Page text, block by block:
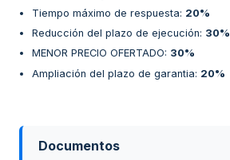
Tiempo máximo de respuesta: 20%
Reducción del plazo de ejecución: 30%
MENOR PRECIO OFERTADO: 30%
Ampliación del plazo de garantia: 20%
Documentos